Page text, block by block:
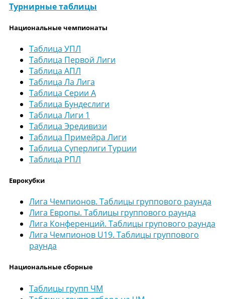
Турнирные таблицы
Национальные чемпионаты
Таблица УПЛ
Таблица Первой Лиги
Таблица АПЛ
Таблица Ла Лига
Таблица Серии А
Таблица Бундеслиги
Таблица Лиги 1
Таблица Эредивизи
Таблица Примейра Лиги
Таблица Суперлиги Турции
Таблица РПЛ
Еврокубки
Лига Чемпионов. Таблицы группового раунда
Лига Европы. Таблицы группового раунда
Лига Конференций. Таблицы групового раунда
Лига Чемпионов U19. Таблицы группового
раунда
Национальные сборные
Таблицы групп ЧМ